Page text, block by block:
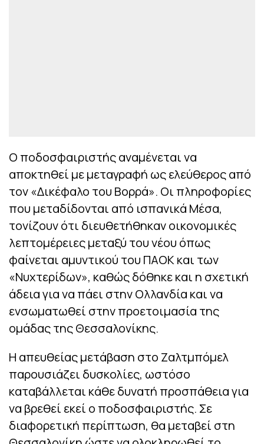
Ο ποδοσφαιριστής αναμένεται να
αποκτηθεί με μεταγραφή ως ελεύθερος από
τον «Δικέφαλο του Βορρά». Οι πληροφορίες
που μεταδίδονται από ισπανικά Μέσα,
τονίζουν ότι διευθετήθηκαν οικονομικές
λεπτομέρειες μεταξύ του νέου όπως
φαίνεται αμυντικού του ΠΑΟΚ και των
«Νυχτερίδων», καθώς δόθηκε και η σχετική
άδεια για να πάει στην Ολλανδία και να
ενσωματωθεί στην προετοιμασία της
ομάδας της Θεσσαλονίκης.
Η απευθείας μετάβαση στο Ζαλτμπόμελ
παρουσιάζει δυσκολίες, ωστόσο
καταβάλλεται κάθε δυνατή προσπάθεια για
να βρεθεί εκεί ο ποδοσφαιριστής. Σε
διαφορετική περίπτωση, θα μεταβεί στη